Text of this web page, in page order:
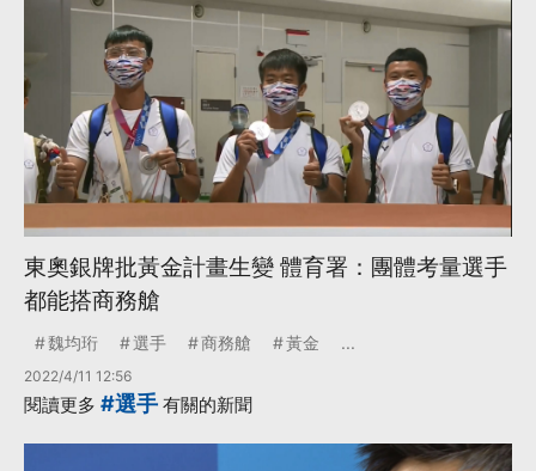
東奧銀牌批黃金計畫生變 體育署：團體考量選手
都能搭商務艙
魏均珩 選手 商務艙 黃金 ...
2022/4/11 12:56
閱讀更多 #選手 有關的新聞